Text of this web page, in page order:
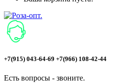
+7(915) 043-64-69 +7(966) 108-42-44
Есть вопросы - звоните.